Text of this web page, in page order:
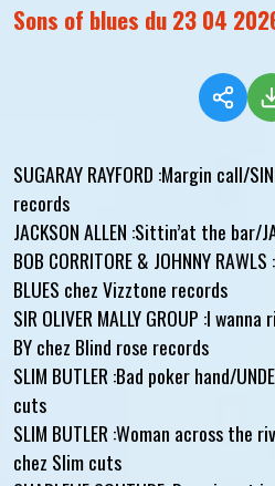
Sons of blues du 23 04
SUGARAY RAYFORD :Margin call/
records
JACKSON ALLEN :Sittin’at the bar/
BOB CORRITORE & JOHNNY
BLUES chez Vizztone records
SIR OLIVER MALLY GROUP :I
BY chez Blind rose records
SLIM BUTLER :Bad poker hand/
cuts
SLIM BUTLER :Woman across the
chez Slim cuts